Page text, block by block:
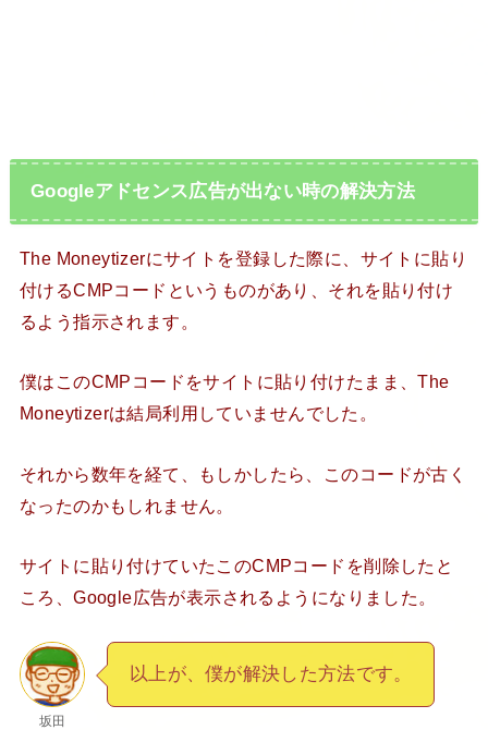
Googleアドセンス広告が出ない時の解決方法
The Moneytizerにサイトを登録した際に、サイトに貼り
付けるCMPコードというものがあり、それを貼り付け
るよう指示されます。
僕はこのCMPコードをサイトに貼り付けたまま、The
Moneytizerは結局利用していませんでした。
それから数年を経て、もしかしたら、このコードが古く
なったのかもしれません。
サイトに貼り付けていたこのCMPコードを削除したと
ころ、Google広告が表示されるようになりました。
坂田
以上が、僕が解決した方法です。